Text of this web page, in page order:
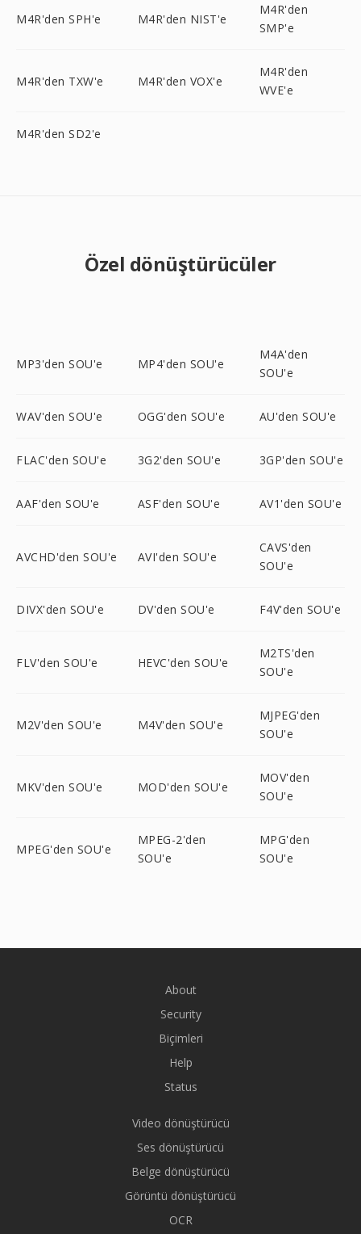
M4R'den SPH'e M4R'den NIST'e
M4R'den
SMP'e
M4R'den TXW'e M4R'den VOX'e
M4R'den
WVE'e
M4R'den SD2'e
Özel dönüştürücüler
MP3'den SOU'e MP4'den SOU'e
M4A'den
SOU'e
WAV'den SOU'e OGG'den SOU'e AU'den SOU'e
FLAC'den SOU'e 3G2'den SOU'e 3GP'den SOU'e
AAF'den SOU'e ASF'den SOU'e AV1'den SOU'e
AVCHD'den SOU'e AVI'den SOU'e
CAVS'den
SOU'e
DIVX'den SOU'e DV'den SOU'e F4V'den SOU'e
FLV'den SOU'e HEVC'den SOU'e
M2TS'den
SOU'e
M2V'den SOU'e M4V'den SOU'e
MJPEG'den
SOU'e
MKV'den SOU'e MOD'den SOU'e
MOV'den
SOU'e
MPEG'den SOU'e
MPEG-2'den
SOU'e
MPG'den
SOU'e
About
Security
Biçimleri
Help
Status
Video dönüştürücü
Ses dönüştürücü
Belge dönüştürücü
Görüntü dönüştürücü
OCR